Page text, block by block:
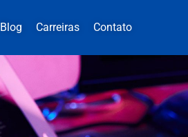
Blog Carreiras Contato